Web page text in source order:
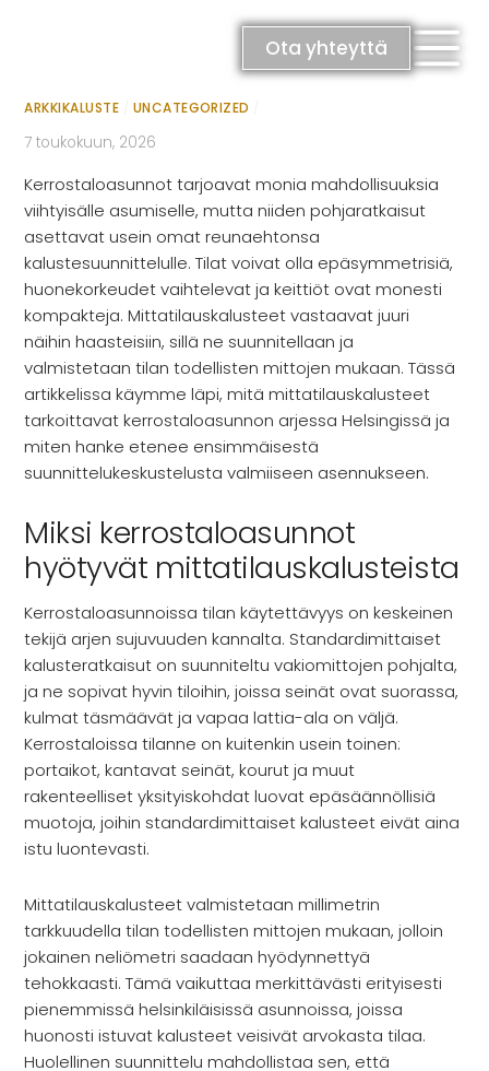
Ota yhteyttä
RATKAISUT
Keittiöt
Kylpyhuoneet
Eteiset
Kodinhoitohuoneet
Makuuhuoneet
INSPIRAATIO
Galleria
Asiakaskokemuksia
ARKKIkauppa
€0,00
PALVELUT
Suunnittelijoille
Projektimyynti
Yhteystiedot
Tiimi
Tarina
Rekry
Mittatilauskalusteet
kerrostaloasuntoon Helsingissä
ARKKIKALUSTE UNCATEGORIZED
7 toukokuun, 2026
Kerrostaloasunnot tarjoavat monia mahdollisuuksia
viihtyisälle asumiselle, mutta niiden pohjaratkaisut
asettavat usein omat reunaehtonsa
kalustesuunnittelulle. Tilat voivat olla epäsymmetrisiä,
huonekorkeudet vaihtelevat ja keittiöt ovat monesti
kompakteja. Mittatilauskalusteet vastaavat juuri
näihin haasteisiin, sillä ne suunnitellaan ja
valmistetaan tilan todellisten mittojen mukaan. Tässä
artikkelissa käymme läpi, mitä mittatilauskalusteet
tarkoittavat kerrostaloasunnon arjessa Helsingissä ja
miten hanke etenee ensimmäisestä
suunnittelukeskustelusta valmiiseen asennukseen.
Miksi kerrostaloasunnot
hyötyvät mittatilauskalusteista
Kerrostaloasunnoissa tilan käytettävyys on keskeinen
tekijä arjen sujuvuuden kannalta. Standardimittaiset
kalusteratkaisut on suunniteltu vakiomittojen pohjalta,
ja ne sopivat hyvin tiloihin, joissa seinät ovat suorassa,
kulmat täsmäävät ja vapaa lattia-ala on väljä.
Kerrostaloissa tilanne on kuitenkin usein toinen:
portaikot, kantavat seinät, kourut ja muut
rakenteelliset yksityiskohdat luovat epäsäännöllisiä
muotoja, joihin standardimittaiset kalusteet eivät aina
istu luontevasti.
Mittatilauskalusteet valmistetaan millimetrin
tarkkuudella tilan todellisten mittojen mukaan, jolloin
jokainen neliömetri saadaan hyödynnettyä
tehokkaasti. Tämä vaikuttaa merkittävästi erityisesti
pienemmissä helsinkiläisissä asunnoissa, joissa
huonosti istuvat kalusteet veisivät arvokasta tilaa.
Huolellinen suunnittelu mahdollistaa sen, että